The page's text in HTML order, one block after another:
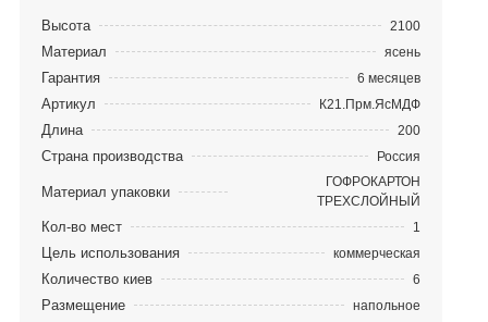
Высота 2100
Материал ясень
Гарантия 6 месяцев
Артикул К21.Прм.ЯсМДФ
Длина 200
Страна производства Россия
Материал упаковки
ГОФРОКАРТОН
ТРЕХСЛОЙНЫЙ
Кол-во мест 1
Цель использования коммерческая
Количество киев 6
Размещение напольное